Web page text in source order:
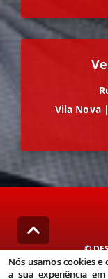
Vila Nova |
©
Nós usamos
Nós usamos cookies
a sua experiência